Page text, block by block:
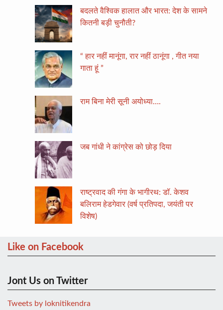
बदलते वैश्विक हालात और भारत: देश के सामने
कितनी बड़ी चुनौती?
“ हार नहीं मानूंगा, रार नहीं ठानूंगा , गीत नया
गाता हूं ”
राम बिना मेरी सूनी अयोध्या….
जब गांधी ने कांग्रेस को छोड़ दिया
राष्ट्रवाद की गंगा के भागीरथ: डॉ. केशव
बलिराम हेडगेवार (वर्ष प्रतिपदा, जयंती पर
विशेष)
Like on Facebook
Jont Us on Twitter
Tweets by loknitikendra